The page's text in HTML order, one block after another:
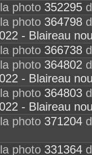
photo 352295
photo 364798
- Blaireau
photo 366738
photo 364802
- Blaireau
photo 364803
- Blaireau
photo 371204
photo 331364